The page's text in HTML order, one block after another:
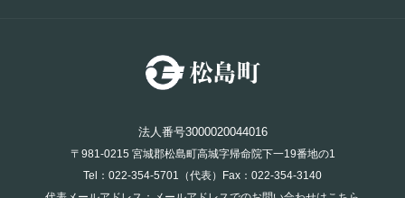
法人番号3000020044016
〒981-0215 宮城郡松島町高城字帰命院下一19番地の1
Tel：022-354-5701（代表）Fax：022-354-3140